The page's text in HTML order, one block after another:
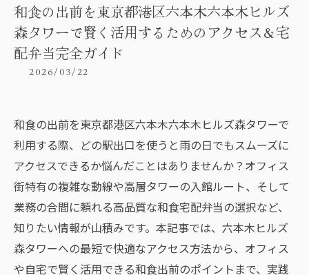
和食の出前を東京都港区六本木六本木ヒルズ
森タワーで賢く活用するためのアクセス＆宅
配弁当完全ガイド
2026/03/22
和食の出前を東京都港区六本木六本木ヒルズ森タワーで
利用する際、どの駅出口を使うと雨の日でもスムーズに
アクセスできるか悩んだことはありませんか？オフィス
街特有の複雑な動線や高層タワーの入館ルート、そして
業務の合間に頼れる高品質な和食宅配弁当の選択など、
知りたい情報が山積みです。本記事では、六本木ヒルズ
森タワーへの最短で快適なアクセス方法から、オフィス
や自宅で賢く活用できる和食出前のポイントまで、実践